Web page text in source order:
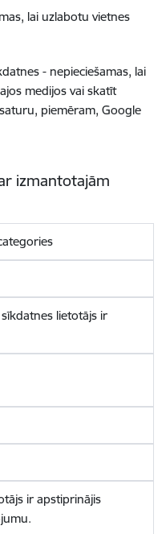
lai uzlabotu vietnes
- nepieciešamas, lai
medijos vai skatīt
piemēram, Google
izmantotajām
lietotājs ir
ir apstiprinājis